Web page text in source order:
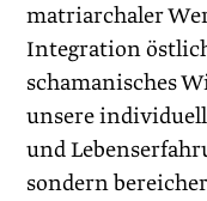
matriarchaler
Integration
schamanisches
unsere
und
sondern